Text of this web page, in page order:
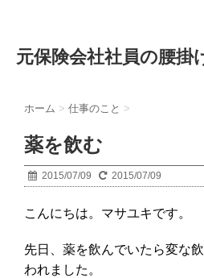
元保険会社社員の腰掛
ホーム > 仕事のこと >
薬を飲む
2015/07/09 2015/07/09
こんにちは。マサユキです。
先日、薬を飲んでいたら変な
われました。